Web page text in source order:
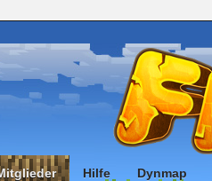
Hilfe Dynmap